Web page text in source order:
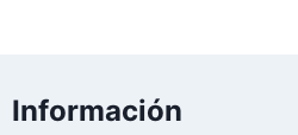
Información